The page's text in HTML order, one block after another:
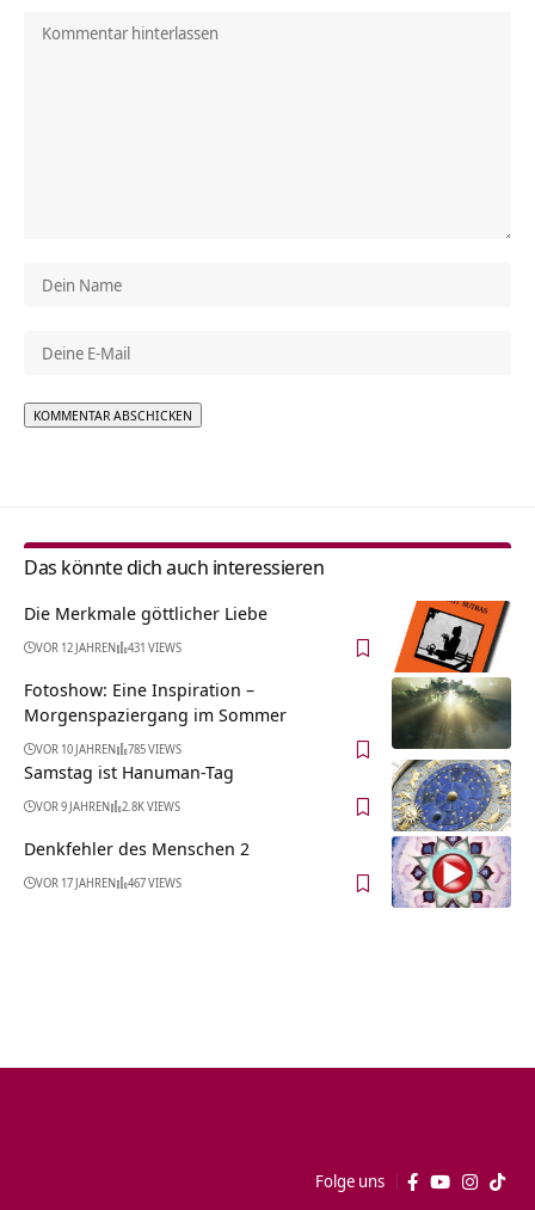
Das könnte dich auch interessieren
Die Merkmale göttlicher Liebe
VOR 12 JAHREN 431 VIEWS
Fotoshow: Eine Inspiration –
Morgenspaziergang im Sommer
VOR 10 JAHREN 785 VIEWS
Samstag ist Hanuman-Tag
VOR 9 JAHREN 2.8K VIEWS
Denkfehler des Menschen 2
VOR 17 JAHREN 467 VIEWS
Folge uns